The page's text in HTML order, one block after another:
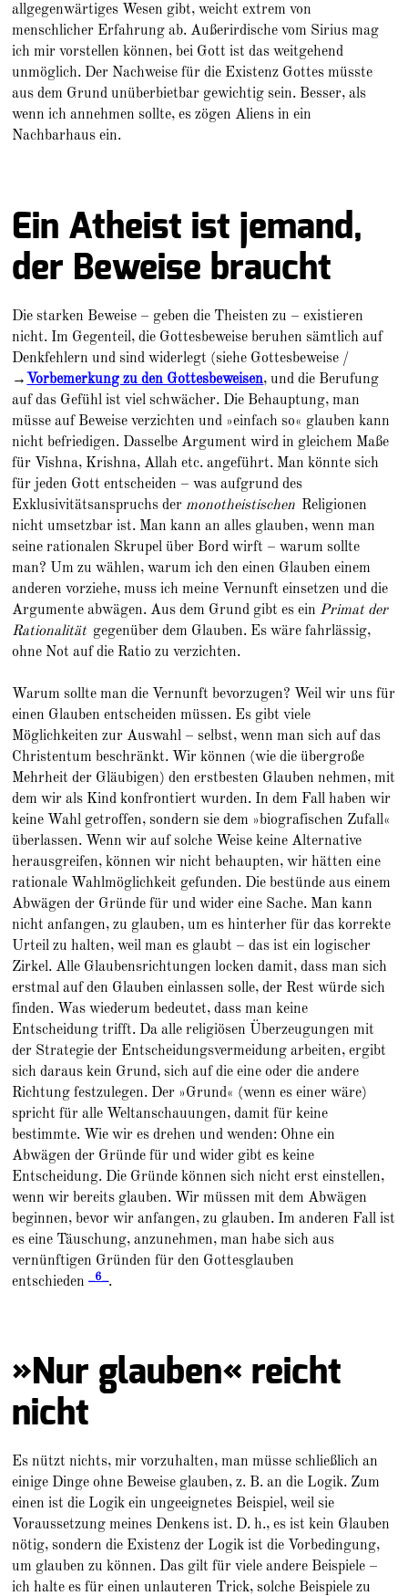
allgegenwärtiges Wesen gibt, weicht extrem von
menschlicher Erfahrung ab. Außerirdische vom Sirius mag
ich mir vorstellen können, bei Gott ist das weitgehend
unmöglich. Der Nachweise für die Existenz Gottes müsste
aus dem Grund unüberbietbar gewichtig sein. Besser, als
wenn ich annehmen sollte, es zögen Aliens in ein
Nachbarhaus ein.
Ein Atheist ist jemand,
der Beweise braucht
Die starken Beweise – geben die Theisten zu – existieren
nicht. Im Gegenteil, die Gottesbeweise beruhen sämtlich auf
Denkfehlern und sind widerlegt (siehe Gottesbeweise /
→Vorbemerkung zu den Gottesbeweisen, und die Berufung
auf das Gefühl ist viel schwächer. Die Behauptung, man
müsse auf Beweise verzichten und »einfach so« glauben kann
nicht befriedigen. Dasselbe Argument wird in gleichem Maße
für Vishna, Krishna, Allah etc. angeführt. Man könnte sich
für jeden Gott entscheiden – was aufgrund des
Exklusivitätsanspruchs dermonotheistischen Religionen
nicht umsetzbar ist. Man kann an alles glauben, wenn man
seine rationalen Skrupel über Bord wirft – warum sollte
man? Um zu wählen, warum ich den einen Glauben einem
anderen vorziehe, muss ich meine Vernunft einsetzen und die
Argumente abwägen. Aus dem Grund gibt es ein Primat der
Rationalitätgegenüber dem Glauben. Es wäre fahrlässig,
ohne Not auf die Ratio zu verzichten.
Warum sollte man die Vernunft bevorzugen? Weil wir uns für
einen Glauben entscheiden müssen. Es gibt viele
Möglichkeiten zur Auswahl – selbst, wenn man sich auf das
Christentum beschränkt. Wir können (wie die übergroße
Mehrheit der Gläubigen) den erstbesten Glauben nehmen, mit
dem wir als Kind konfrontiert wurden. In dem Fall haben wir
keine Wahl getroffen, sondern sie dem »biografischen Zufall«
überlassen. Wenn wir auf solche Weise keine Alternative
herausgreifen, können wir nicht behaupten, wir hätten eine
rationale Wahlmöglichkeit gefunden. Die bestünde aus einem
Abwägen der Gründe für und wider eine Sache. Man kann
nicht anfangen, zu glauben, um es hinterher für das korrekte
Urteil zu halten, weil man es glaubt – das ist ein logischer
Zirkel. Alle Glaubensrichtungen locken damit, dass man sich
erstmal auf den Glauben einlassen solle, der Rest würde sich
finden. Was wiederum bedeutet, dass man keine
Entscheidung trifft. Da alle religiösen Überzeugungen mit
der Strategie der Entscheidungsvermeidung arbeiten, ergibt
sich daraus kein Grund, sich auf die eine oder die andere
Richtung festzulegen. Der »Grund« (wenn es einer wäre)
spricht für alle Weltanschauungen, damit für keine
bestimmte. Wie wir es drehen und wenden: Ohne ein
Abwägen der Gründe für und wider gibt es keine
Entscheidung. Die Gründe können sich nicht erst einstellen,
wenn wir bereits glauben. Wir müssen mit dem Abwägen
beginnen, bevor wir anfangen, zu glauben. Im anderen Fall ist
es eine Täuschung, anzunehmen, man habe sich aus
vernünftigen Gründen für den Gottesglauben
entschieden
_6_ .
»Nur glauben« reicht
nicht
Es nützt nichts, mir vorzuhalten, man müsse schließlich an
einige Dinge ohne Beweise glauben, z. B. an die Logik. Zum
einen ist die Logik ein ungeeignetes Beispiel, weil sie
Voraussetzung meines Denkens ist. D. h., es ist kein Glauben
nötig, sondern die Existenz der Logik ist die Vorbedingung,
um glauben zu können. Das gilt für viele andere Beispiele –
ich halte es für einen unlauteren Trick, solche Beispiele zu